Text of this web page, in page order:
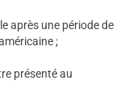
après une période de
;
présenté au